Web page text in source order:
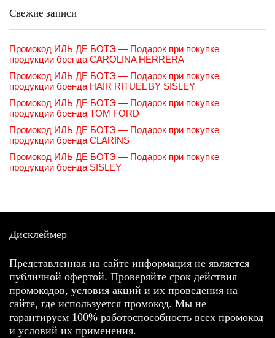
Свежие записи
Промокод ИЛЬ ДЕ БОТЭ — Подарок при покупке
продукции бренда CAROLINA HERRERA
Промокод ИЛЬ ДЕ БОТЭ — Подарок при покупке
продукции бренда HAIR RITUEL BY SISLEY
Промокод ИЛЬ ДЕ БОТЭ — Подарок при покупке
продукции бренда TOM FORD
Промокод ИЛЬ ДЕ БОТЭ — Подарок при покупке
продукции бренда CLARINS
Промокод ИЛЬ ДЕ БОТЭ — Подарок при покупке
продукции бренда SISLEY
Дисклеймер
Представленная на сайте информация не является
публичной офертой. Проверяйте срок действия
промокодов, условия акций и их проведения на
сайте, где используется промокод. Мы не
гарантируем 100% работоспособность всех промокод
и условий их применения.